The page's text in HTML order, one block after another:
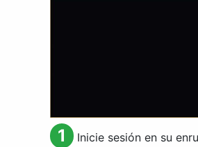
1 Inicie sesión en su